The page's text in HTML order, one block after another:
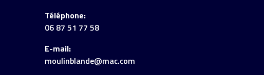
Téléphone:
06 87 51 77 58
E-mail:
moulinblande@mac.com